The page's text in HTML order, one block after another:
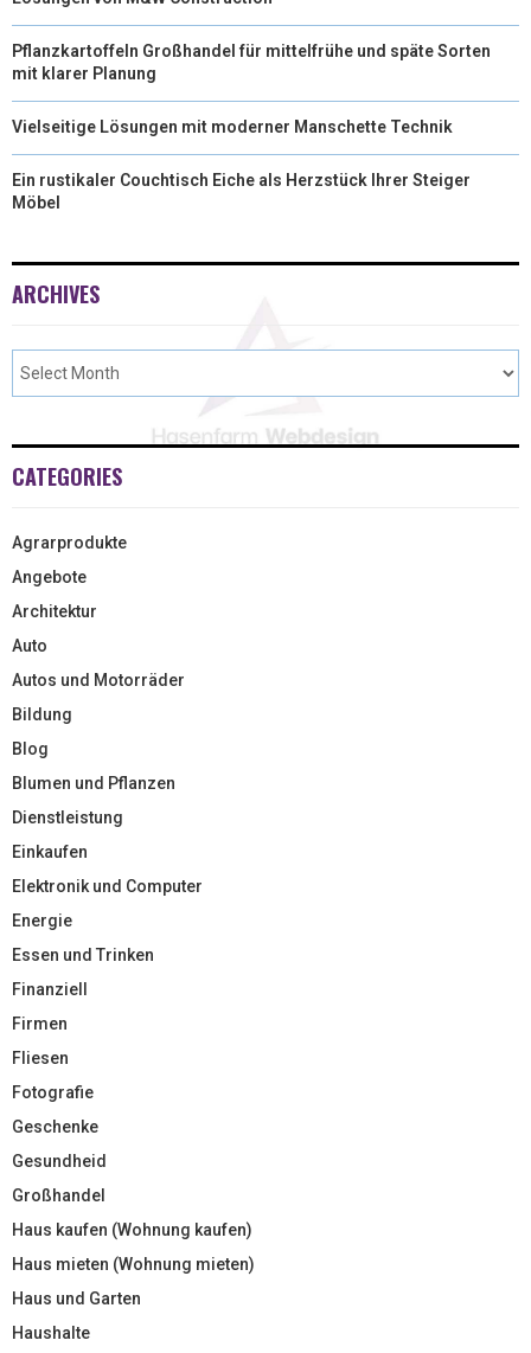
Pflanzkartoffeln Großhandel für mittelfrühe und späte Sorten
mit klarer Planung
Vielseitige Lösungen mit moderner Manschette Technik
Ein rustikaler Couchtisch Eiche als Herzstück Ihrer Steiger
Möbel
ARCHIVES
CATEGORIES
Agrarprodukte
Angebote
Architektur
Auto
Autos und Motorräder
Bildung
Blog
Blumen und Pflanzen
Dienstleistung
Einkaufen
Elektronik und Computer
Energie
Essen und Trinken
Finanziell
Firmen
Fliesen
Fotografie
Geschenke
Gesundheid
Großhandel
Haus kaufen (Wohnung kaufen)
Haus mieten (Wohnung mieten)
Haus und Garten
Haushalte